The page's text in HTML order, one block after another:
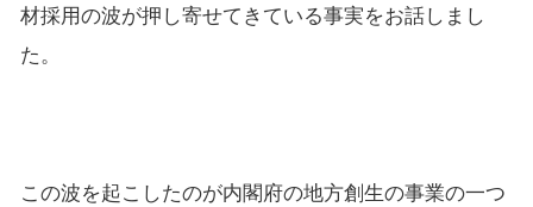
材採用の波が押し寄せてきている事実をお話しまし
た。
この波を起こしたのが内閣府の地方創生の事業の一つ